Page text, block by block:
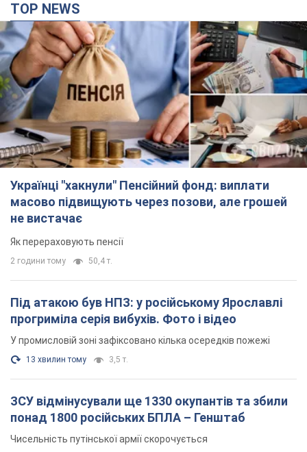
TOP NEWS
Українці "хакнули" Пенсійний фонд: виплати
масово підвищують через позови, але грошей
не вистачає
Як перераховують пенсії
2 години тому 50,4 т.
Під атакою був НПЗ: у російському Ярославлі
прогриміла серія вибухів. Фото і відео
У промисловій зоні зафіксовано кілька осередків пожежі
13 хвилин тому 3,5 т.
ЗСУ відмінусували ще 1330 окупантів та збили
понад 1800 російських БПЛА – Генштаб
Чисельність путінської армії скорочується